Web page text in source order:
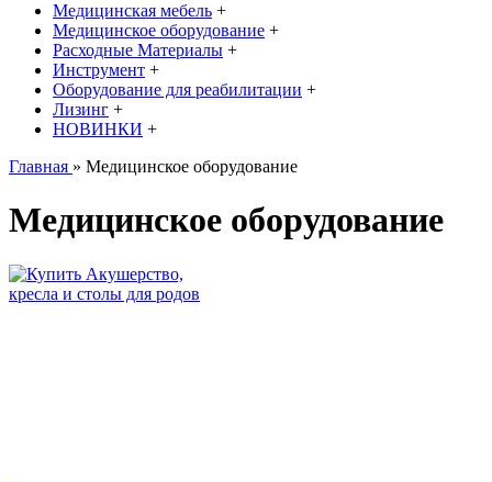
Медицинская мебель +
Медицинское оборудование +
Расходные Материалы +
Инструмент +
Оборудование для реабилитации +
Лизинг +
НОВИНКИ +
Главная » Медицинское оборудование
Медицинское оборудование